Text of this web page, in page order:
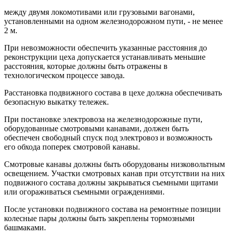
между двумя локомотивами или грузовыми вагонами,
установленными на одном железнодорожном пути, - не менее
2 м.
При невозможности обеспечить указанные расстояния до
реконструкции цеха допускается устанавливать меньшие
расстояния, которые должны быть отражены в
технологическом процессе завода.
Расстановка подвижного состава в цехе должна обеспечивать
безопасную выкатку тележек.
При постановке электровоза на железнодорожные пути,
оборудованные смотровыми канавами, должен быть
обеспечен свободный спуск под электровоз и возможность
его обхода поперек смотровой канавы.
Смотровые канавы должны быть оборудованы низковольтным
освещением. Участки смотровых канав при отсутствии на них
подвижного состава должны закрываться съемными щитами
или огораживаться съемными ограждениями.
После установки подвижного состава на ремонтные позиции
колесные пары должны быть закреплены тормозными
башмаками.